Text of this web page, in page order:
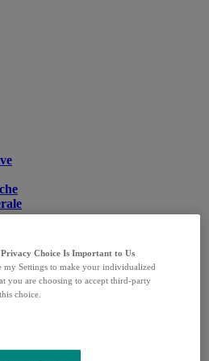
9
Privacy Choice Is Important to Us
my Settings to make your individualized
you are choosing to accept third-party
choice.